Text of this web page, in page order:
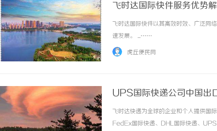
飞时达国际快件服务优势
飞时达国际快件以其高效时效、广泛网
速发展。 ...……
虎丘便民网
UPS国际快递公司中国出
格,UPS国际快递价格
飞时达快递为全球的企业和个人提供国
FedEx国际快递、DHL国际快递、